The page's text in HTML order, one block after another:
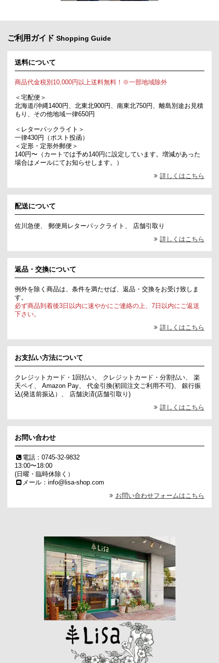
ご利用ガイド Shopping Guide
送料について
商品代金税別10,000円以上送料無料！※一部地域除外
＜宅配便＞
北海道/沖縄1400円、北東北900円、南東北750円、離島別途お見積
もり、その他地域一律650円
＜レターパックライト＞
一律430円（ポスト投函）
＜定形・定形外郵便＞
140円〜（カートでは予め140円に設定しています。増減があった
場合はメールにてお知らせします。）
詳しくはこちら
配送について
佐川急便、 郵便局レターパックライト、 店舗引取り
詳しくはこちら
返品・交換について
例外を除く商品は、条件を満たせば、返品・交換をお受け致しま
す。
必ず商品到着後3日以内に速やかにご連絡の上、7日以内にご返送
下さい。
詳しくはこちら
お支払い方法について
クレジットカード・1回払い、 クレジットカード・分割払い、 楽
天ペイ、 Amazon Pay、 代金引換(初回注文ご利用不可)、 銀行振
込(発送前振込）、 店舗決済(店舗引取り)
詳しくはこちら
お問い合わせ
電話：0745-32-9832
13:00〜18:00
(日曜・臨時休除く）
メール：info@lisa-shop.com
お問い合わせフォームはこちら